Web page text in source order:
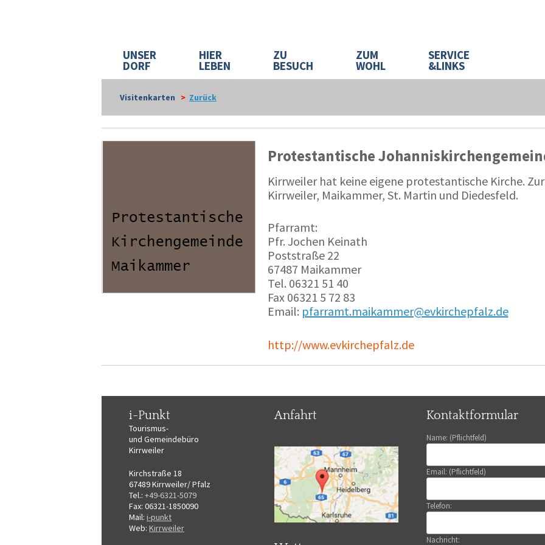
UNSER
DORF
HIER
LEBEN
ZU
BESUCH
ZUM
WOHL
SERVICE
&LINKS
Visitenkarten > Zurück
Protestantische
Kirrweiler hat keine eigene protestantische Kirche.
Kirrweiler, Maikammer, St. Martin und Diedesfeld.
Pfarramt:
Pfr. Jochen Keinath
Poststraße 22
67487 Maikammer
Tel. 06321 51 40
Fax 06321 5 72 83
Email: pfarramt.maikammer@evkirchepfalz.de
http://www.evkirchepfalz.de
i-Punkt
Tourismus-
und Gemeindebüro
Kirrweiler
Kirchstraße 18
67489 Kirrweiler/ Pfalz
Tel.: +49-6321-5079
Fax: 06321-1850090
Mail: i-punkt
Web: Kirrweiler
Anfahrt Kontaktformular
Name: (Pflichtfeld)
Email: (Pflichtfeld)
Telefon:
Nachricht: